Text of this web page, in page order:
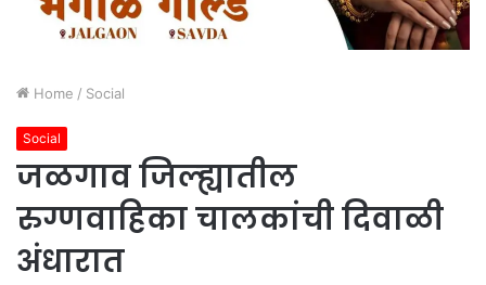
Home / Social
Social
जळगाव जिल्ह्यातील
रुग्णवाहिका चालकांची दिवाळी
अंधारात